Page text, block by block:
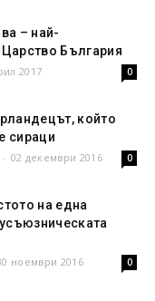
– най-
България
2017 0
който
сираци
- 02 декември 2016 0
на една
ноември 2016 0